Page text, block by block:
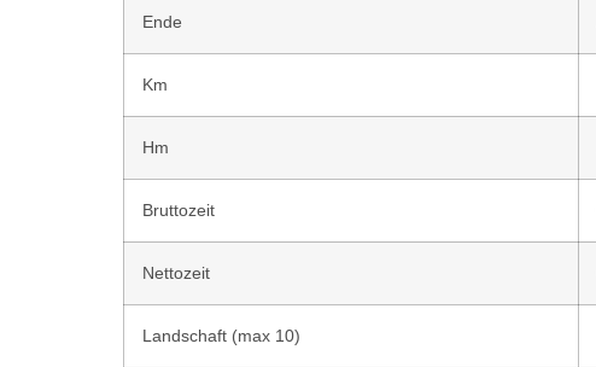
Ende
Km
Hm
Bruttozeit
Nettozeit
Landschaft (max 10)